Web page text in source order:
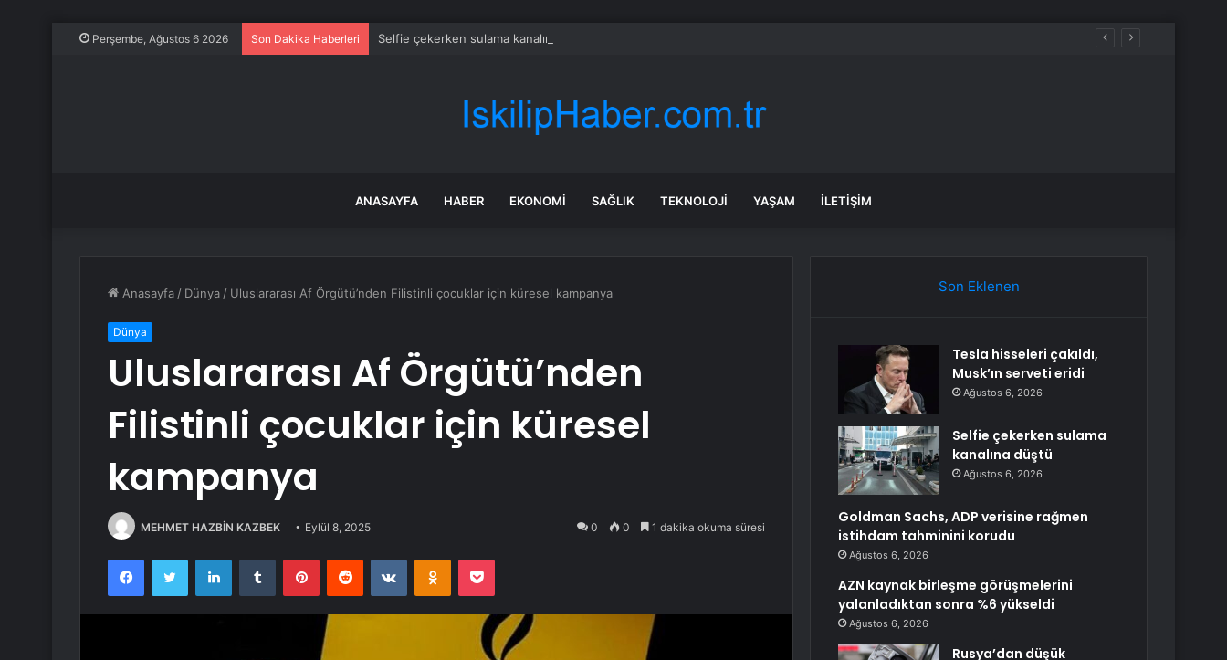
Perşembe, Ağustos 6 2026 Son Dakika Haberleri Selfie çekerken sulama kanalına düştü
ANASAYFA HABER EKONOMI SAĞLIK TEKNOLOJI YAŞAM İLETIŞIM
Anasayfa / Dünya / Uluslararası Af Örgütü’nden Filistinli çocuklar için küresel kampanya
Dünya
Uluslararası Af Örgütü’nden
Filistinli çocuklar için küresel
kampanya
MEHMET HAZBİN KAZBEK Eylül 8, 2025 0 0 1 dakika okuma süresi
FacebookTwitter LinkedInTumblr PinterestReddit VKontakteOdnoklassniki
Pocket
Son Eklenen
Tesla hisseleri çakıldı,
Musk’ın serveti eridi
Ağustos 6, 2026
Selfie çekerken sulama
kanalına düştü
Ağustos 6, 2026
Goldman Sachs, ADP verisine rağmen
istihdam tahminini korudu
Ağustos 6, 2026
AZN kaynak birleşme görüşmelerini
yalanladıktan sonra %6 yükseldi
Ağustos 6, 2026
Rusya’dan düşük